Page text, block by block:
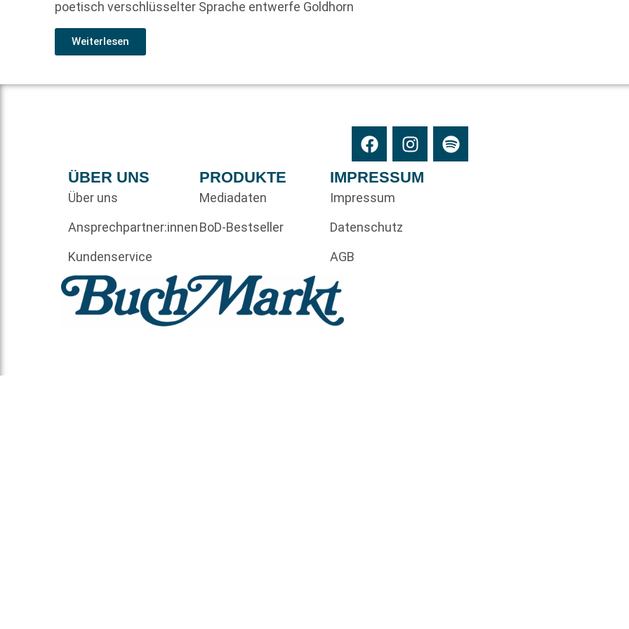
poetisch verschlüsselter Sprache entwerfe Goldhorn
Weiterlesen
ÜBER UNS
Über uns
Ansprechpartner:innen
Kundenservice
PRODUKTE
Mediadaten
BoD-Bestseller
IMPRESSUM
Impressum
Datenschutz
AGB